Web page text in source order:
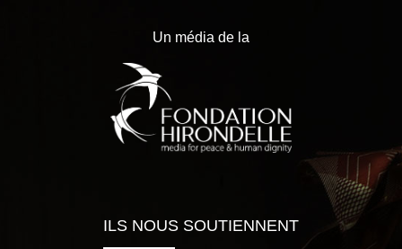
Un média de la
ILS NOUS SOUTIENNENT